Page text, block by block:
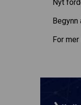
Nyt
Begynn
For